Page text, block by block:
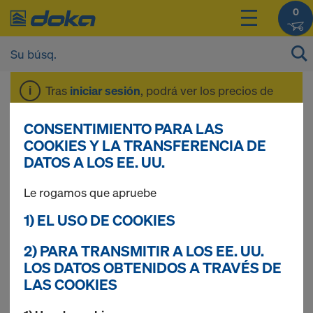
0
Tras iniciar sesión, podrá ver los precios de
sus productos.
Encofrado de vigas
para forjados y
losas
CONSENTIMIENTO PARA LAS
COOKIES Y LA TRANSFERENCIA DE
DATOS A LOS EE. UU.
Le rogamos que apruebe
1) EL USO DE COOKIES
2) PARA TRANSMITIR A LOS EE. UU.
LOS DATOS OBTENIDOS A TRAVÉS DE
LAS COOKIES